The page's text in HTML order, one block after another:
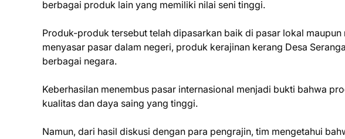
berbagai produk lain yang memiliki nilai seni tinggi.
Produk-produk tersebut telah dipasarkan baik di pasar lokal
menyasar pasar dalam negeri, produk kerajinan kerang Desa
berbagai negara.
Keberhasilan menembus pasar internasional menjadi bukti bahwa
kualitas dan daya saing yang tinggi.
Namun, dari hasil diskusi dengan para pengrajin, tim mengetahui